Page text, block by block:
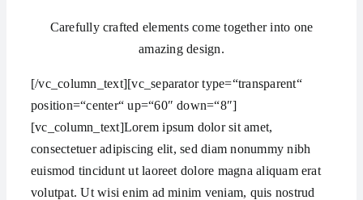
Carefully crafted elements come together into one
amazing design.
[/vc_column_text][vc_separator type=“transparent“
position=“center“ up=“60″ down=“8″]
[vc_column_text]Lorem ipsum dolor sit amet,
consectetuer adipiscing elit, sed diam nonummy nibh
euismod tincidunt ut laoreet dolore magna aliquam erat
volutpat. Ut wisi enim ad minim veniam, quis nostrud